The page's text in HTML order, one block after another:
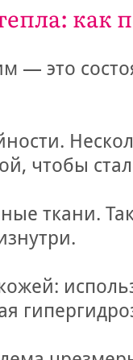
как
это
чтобы
Такая